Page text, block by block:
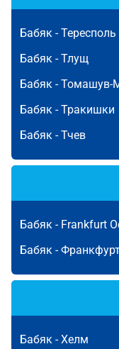
Бабяк -Тересполь
Бабяк -Тлущ
Бабяк -Томашув-
Бабяк -Тракишки
Бабяк -Тчев
Бабяк - Frankfurt
Бабяк -
Бабяк -Хелм